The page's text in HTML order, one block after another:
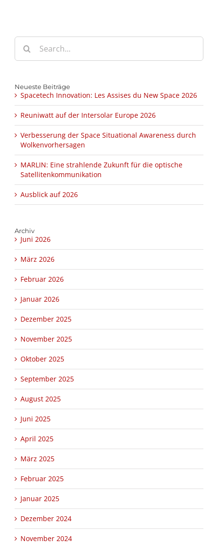
Search
for:
Neueste Beiträge
Spacetech Innovation: Les Assises du New Space 2026
Reuniwatt auf der Intersolar Europe 2026
Verbesserung der Space Situational Awareness durch
Wolkenvorhersagen
MARLIN: Eine strahlende Zukunft für die optische
Satellitenkommunikation
Ausblick auf 2026
Archiv
Juni 2026
März 2026
Februar 2026
Januar 2026
Dezember 2025
November 2025
Oktober 2025
September 2025
August 2025
Juni 2025
April 2025
März 2025
Februar 2025
Januar 2025
Dezember 2024
November 2024